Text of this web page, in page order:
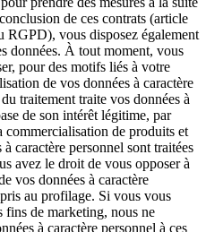
de ces contrats (article
RGPD), vous disposez également
données. À tout moment, vous
pour des motifs liés à votre
de vos données à caractère
traitement traite vos données à
de son intérêt légitime, par
commercialisation de produits et
caractère personnel sont traitées
avez le droit de vous opposer à
vos données à caractère
au profilage. Si vous vous
fins de marketing, nous ne
à caractère personnel à ces